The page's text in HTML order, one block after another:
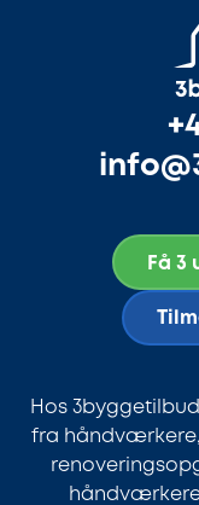
Få 3
Hos
fra